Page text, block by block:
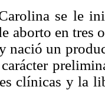
se le
aborto en tres
nació un
clínicas y la